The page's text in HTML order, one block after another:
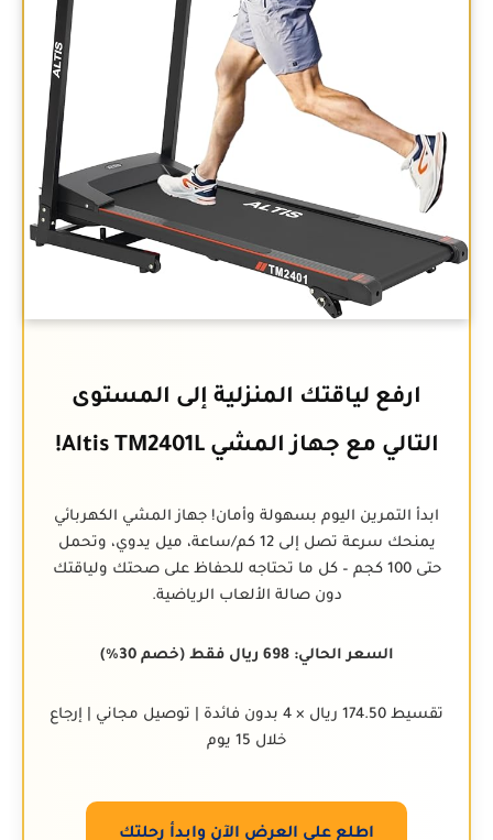
ارفع لياقتك المنزلية إلى المستوى
التالي مع جهاز المشي Altis TM2401L!
ابدأ التمرين اليوم بسهولة وأمان! جهاز المشي الكهربائي
يمنحك سرعة تصل إلى 12 كم/ساعة، ميل يدوي، وتحمل
حتى 100 كجم – كل ما تحتاجه للحفاظ على صحتك ولياقتك
دون صالة الألعاب الرياضية.
السعر الحالي: 698 ريال فقط (خصم 30%)
تقسيط 174.50 ريال × 4 بدون فائدة | توصيل مجاني | إرجاع
خلال 15 يوم
اطلع على العرض الآن وابدأ رحلتك